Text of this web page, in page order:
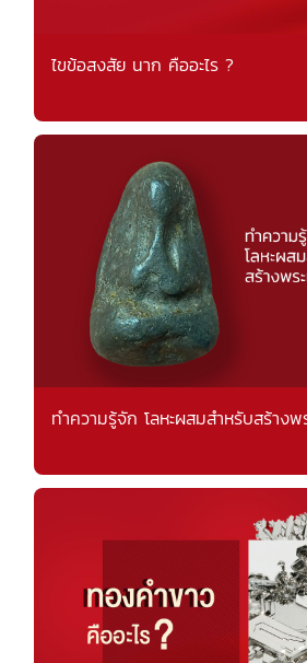
ไขข้อสงสัย นาก คืออะไร ?
ทำความรู้จัก โลหะผสมสำหรับสร้างพ